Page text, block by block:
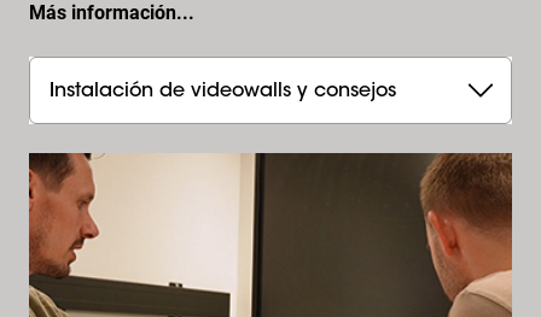
Más información...
Instalación de videowalls y consejos